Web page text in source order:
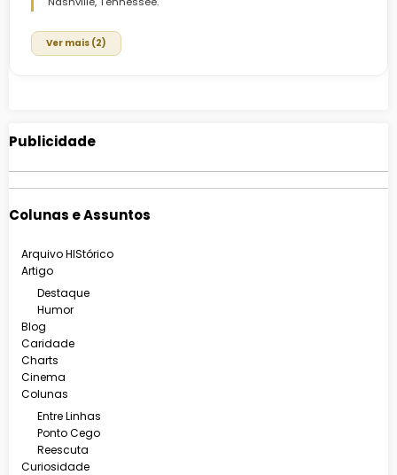
Ver mais (2)
Publicidade
Colunas e Assuntos
Arquivo HIStórico
Artigo
Destaque
Humor
Blog
Caridade
Charts
Cinema
Colunas
Entre Linhas
Ponto Cego
Reescuta
Curiosidade